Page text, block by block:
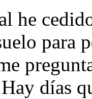
he
para
días